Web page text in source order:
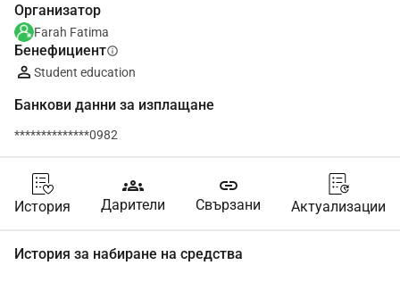
Организатор
Farah Fatima
Бенефициентinfo
Student education
Банкови данни за изплащане
**************0982
История
groups
Дарители
link
Свързани Актуализации
История за набиране на средства